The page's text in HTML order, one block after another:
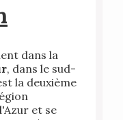
dans la
, dans le sud-
la deuxième
et se